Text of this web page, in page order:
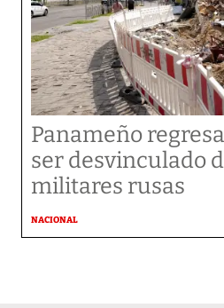
Panameño
ser desvinculado
militares rusas
NACIONAL